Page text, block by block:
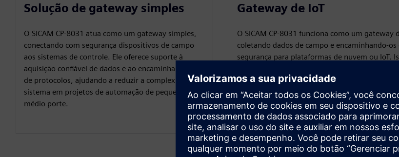
Solução de gateway simples
O SICAM CP‑8031 atua como um gateway simples,
conectando com segurança dispositivos de campo
aos sistemas de controle. Ele oferece suporte à
aquisição confiável de dados e ao encaminhamento
de protocolos, ajudando a reduzir a complexidade do
sistema em projetos de automação de pequeno e
médio porte.
Gateway de IoT
O SICAM CP‑8031 funciona como um gateway
coletando dados de campo e encaminhando-os
segurança para plataformas de nuvem ou IoT.
eficientes de ativos distribuídos sem hardware
adicional.